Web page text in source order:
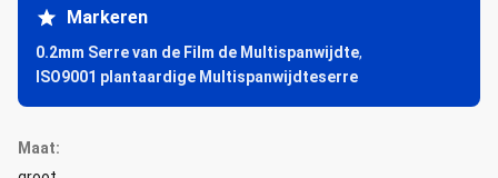
Markeren
0.2mm Serre van de Film de Multispanwijdte,
ISO9001 plantaardige Multispanwijdteserre
Maat: